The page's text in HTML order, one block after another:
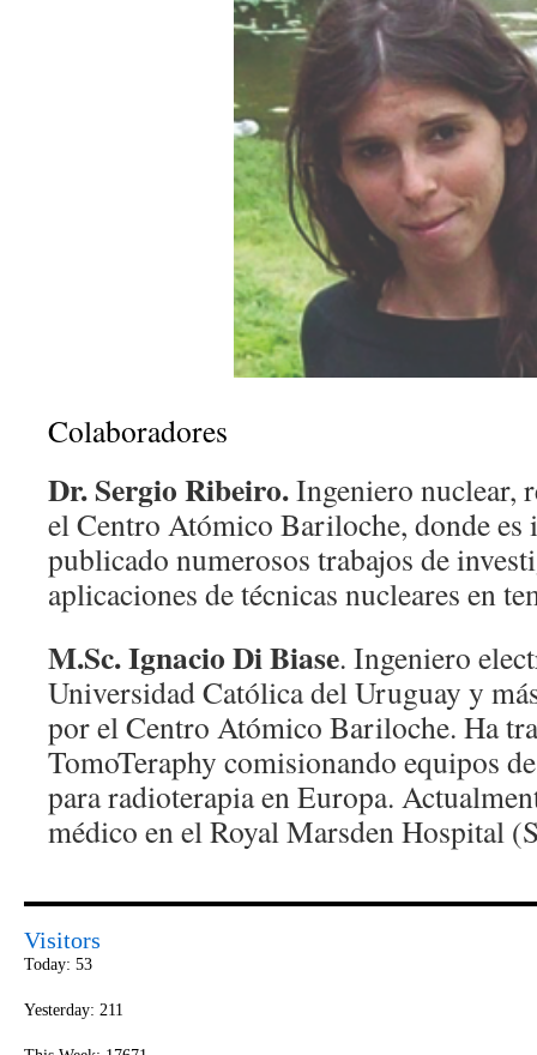
Colaboradores
Dr. Sergio Ribeiro.Ingeniero nuclear,
el Centro Atómico Bariloche, donde es
publicado numerosos trabajos de
aplicaciones de técnicas nucleares en
M.Sc. Ignacio Di Biase. Ingeniero
Universidad Católica del Uruguay y
por el Centro Atómico Bariloche. Ha
TomoTeraphy comisionando equipos
para radioterapia en Europa.
médico en el Royal Marsden Hospital
Visitors
Today: 53
Yesterday: 211